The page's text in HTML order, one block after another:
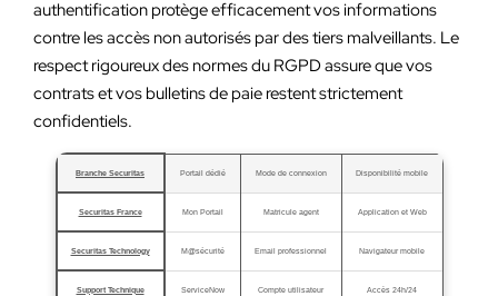
authentification protège efficacement vos informations
contre les accès non autorisés par des tiers malveillants. Le
respect rigoureux des normes du RGPD assure que vos
contrats et vos bulletins de paie restent strictement
confidentiels.
Branche Securitas Portail dédié Mode de connexion Disponibilité mobile
Securitas France Mon Portail Matricule agent Application et Web
Securitas Technology M@sécurité Email professionnel Navigateur mobile
Support Technique ServiceNow Compte utilisateur Accès 24h/24